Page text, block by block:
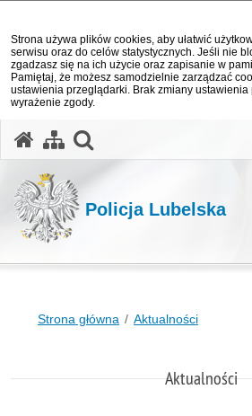
Strona używa plików cookies, aby ułatwić
serwisu oraz do celów statystycznych. Jeśli nie
zgadzasz się na ich użycie oraz zapisanie w
Pamiętaj, że możesz samodzielnie zarządzać
ustawienia przeglądarki. Brak zmiany
wyrażenie zgody.
Policja Lubelska
Strona główna Aktualności
Aktualności